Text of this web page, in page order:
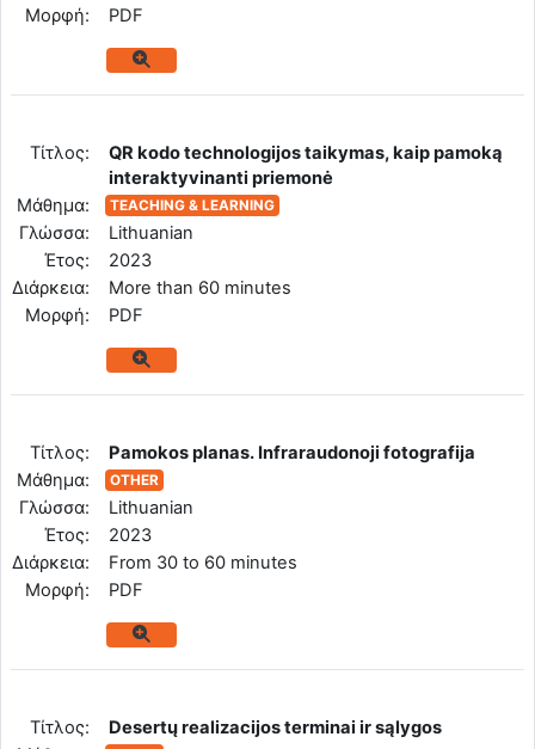
Mορφή:
PDF
Tίτλος:
QR kodo technologijos taikymas, kaip pamoką
interaktyvinanti priemonė
Μάθημα:
TEACHING & LEARNING
Γλώσσα:
Lithuanian
Έτος:
2023
Διάρκεια:
More than 60 minutes
Mορφή:
PDF
Tίτλος:
Pamokos planas. Infraraudonoji fotografija
Μάθημα:
OTHER
Γλώσσα:
Lithuanian
Έτος:
2023
Διάρκεια:
From 30 to 60 minutes
Mορφή:
PDF
Tίτλος:
Desertų realizacijos terminai ir sąlygos